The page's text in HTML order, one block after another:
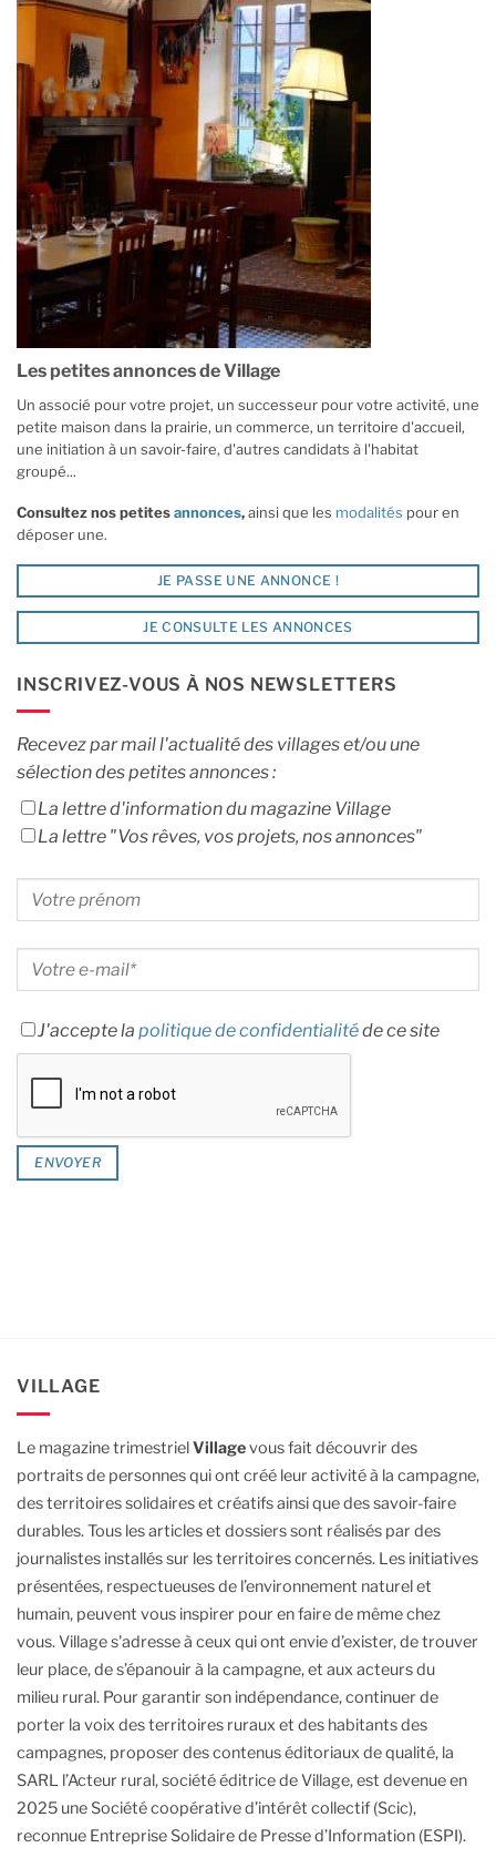
Les petites annonces de Village
Un associé pour votre projet, un successeur pour votre activité, une
petite maison dans la prairie, un commerce, un territoire d'accueil,
une initiation à un savoir-faire, d'autres candidats à l'habitat
groupé...
Consultez nos petitesannonces,ainsi que les modalités pour en
déposer une.
JE PASSE UNE ANNONCE !
JE CONSULTE LES ANNONCES
INSCRIVEZ-VOUS À NOS NEWSLETTERS
Recevez par mail l'actualité des villages et/ou une
sélection des petites annonces :
La lettre d'information du magazine Village
La lettre "Vos rêves, vos projets, nos annonces"
J'accepte la politique de confidentialitéde ce site
VILLAGE
Le magazine trimestrielVillagevous fait découvrir des
portraits de personnes qui ont créé leur activité à la campagne,
des territoires solidaires et créatifs ainsi que des savoir-faire
durables.Tous les articles et dossiers sont réalisés par des
journalistes installés sur les territoires concernés. Les initiatives
présentées, respectueuses de l’environnement naturel et
humain, peuvent vous inspirer pour en faire de même chez
vous.Village s'adresse à ceux qui ont envie d’exister, de trouver
leur place, de s’épanouir à la campagne, et aux acteurs du
milieu rural. Pour garantir son indépendance, continuer de
porter la voix des territoires ruraux et des habitants des
campagnes, proposer des contenus éditoriaux de qualité, la
SARL l’Acteur rural, société éditrice de Village, est devenue en
2025 une Société coopérative d’intérêt collectif (Scic),
reconnue Entreprise Solidaire de Presse d’Information (ESPI).